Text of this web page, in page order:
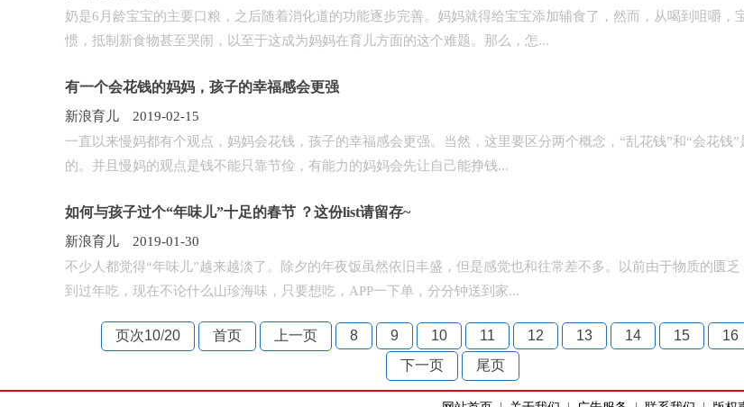
奶是6月龄宝宝的主要口粮，之后随着消化道的功能逐步完善。妈妈就得给宝宝添加辅食了，然而，从喝到咀嚼，
惯，抵制新食物甚至哭闹，以至于这成为妈妈在育儿方面的这个难题。那么，怎...
有一个会花钱的妈妈，孩子的幸福感会更强
新浪育儿 2019-02-15
一直以来慢妈都有个观点，妈妈会花钱，孩子的幸福感会更强。当然，这里要区分两个概念，“乱花钱”和“会花钱
的。并且慢妈的观点是钱不能只靠节俭，有能力的妈妈会先让自己能挣钱...
如何与孩子过个“年味儿”十足的春节 ？这份list请留存~
新浪育儿 2019-01-30
不少人都觉得“年味儿”越来越淡了。除夕的年夜饭虽然依旧丰盛，但是感觉也和往常差不多。以前由于物质的匮乏
到过年吃，现在不论什么山珍海味，只要想吃，APP一下单，分分钟送到家...
页次10/20 首页 上一页 8 9 10 11 12 13 14 15 16
下一页
尾页